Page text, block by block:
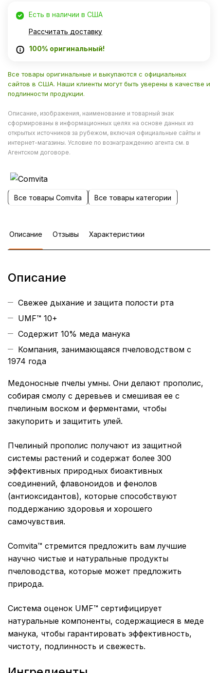
Есть в наличии в США
Рассчитать доставку
100% оригинальный!
Все товары оригинальные и выкупаются с официальных
сайтов в США. Наши клиенты могут быть уверены в качестве и
подлинности продукции.
Описание, изображения, наименование и товарный знак
сформированы в информационных целях на основе данных из
открытых источников за рубежом, включая официальные сайты и
интернет-магазины. Условие по вознаграждению агента см. в
Агентском договоре.
Все товары Comvita Все товары категории
Описание Отзывы Характеристики
Описание
Свежее дыхание и защита полости рта
UMF™ 10+
Содержит 10% меда манука
Компания, занимающаяся пчеловодством с
1974 года
Медоносные пчелы умны. Они делают прополис,
собирая смолу с деревьев и смешивая ее с
пчелиным воском и ферментами, чтобы
закупорить и защитить улей.
Пчелиный прополис получают из защитной
системы растений и содержат более 300
эффективных природных биоактивных
соединений, флавоноидов и фенолов
(антиоксидантов), которые способствуют
поддержанию здоровья и хорошего
самочувствия.
Comvita™ стремится предложить вам лучшие
научно чистые и натуральные продукты
пчеловодства, которые может предложить
природа.
Система оценок UMF™ сертифицирует
натуральные компоненты, содержащиеся в меде
манука, чтобы гарантировать эффективность,
чистоту, подлинность и свежесть.